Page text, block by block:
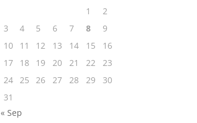
1
2
3
4 5 6 7 8
9
10
11 12 13 14 15
16
17
18 19 20 21 22
23
24 25 26 27 28 29
30
31
« Sep